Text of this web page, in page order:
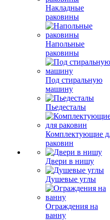
Накладные
раковины
Напольные
раковины
Под стиральную
машину
Пьедесталы
Комплектующие
раковин
Двери в нишу
Душевые углы
Ограждения на
ванну